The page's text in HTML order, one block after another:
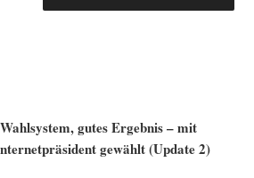
gutes Ergebnis – mit
gewählt (Update 2)